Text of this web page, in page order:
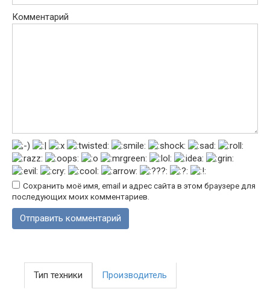
Комментарий
Сохранить моё имя, email и адрес сайта в этом браузере для
последующих моих комментариев.
Тип техники Производитель